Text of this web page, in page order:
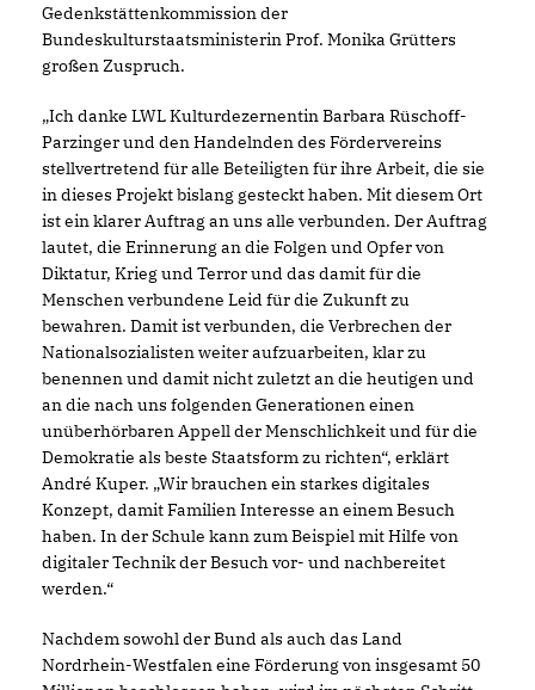
Gedenkstättenkommission der
Bundeskulturstaatsministerin Prof. Monika Grütters
großen Zuspruch.
Ich danke LWL Kulturdezernentin Barbara Rüschoff-
Parzinger und den Handelnden des Fördervereins
stellvertretend für alle Beteiligten für ihre Arbeit, die sie
in dieses Projekt bislang gesteckt haben. Mit diesem Ort
ist ein klarer Auftrag an uns alle verbunden. Der Auftrag
lautet, die Erinnerung an die Folgen und Opfer von
Diktatur, Krieg und Terror und das damit für die
Menschen verbundene Leid für die Zukunft zu
bewahren. Damit ist verbunden, die Verbrechen der
Nationalsozialisten weiter aufzuarbeiten, klar zu
benennen und damit nicht zuletzt an die heutigen und
an die nach uns folgenden Generationen einen
unüberhörbaren Appell der Menschlichkeit und für die
Demokratie als beste Staatsform zu richten“, erklärt
André Kuper. „Wir brauchen ein starkes digitales
Konzept, damit Familien Interesse an einem Besuch
haben. In der Schule kann zum Beispiel mit Hilfe von
digitaler Technik der Besuch vor- und nachbereitet
werden.“
Nachdem sowohl der Bund als auch das Land
Nordrhein-Westfalen eine Förderung von insgesamt 50